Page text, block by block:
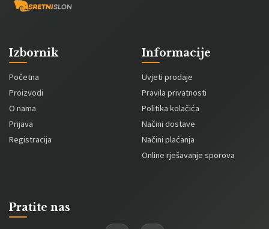
Izbornik
Početna
Proizvodi
O nama
Prijava
Registracija
Informacije
Uvjeti prodaje
Pravila privatnosti
Politika kolačića
Načini dostave
Načini plaćanja
Online rješavanje sporova
Pratite nas